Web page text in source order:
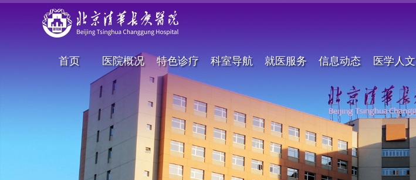
首页 医院概况 特色诊疗 科室导航 就医服务 信息动态 医学人文